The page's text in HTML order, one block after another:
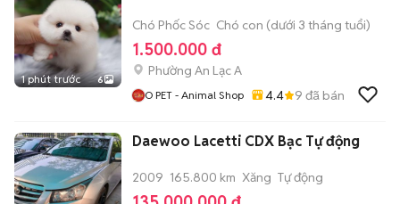
1 phút trước 6
Chó Phốc Sóc Chó con (dưới 3 tháng tuổi)
1.500.000 đ
Phường An Lạc A
O PET - Animal Shop 4.4 9 đã bán
Daewoo Lacetti CDX Bạc Tự động
2009 165.800 km Xăng Tự động